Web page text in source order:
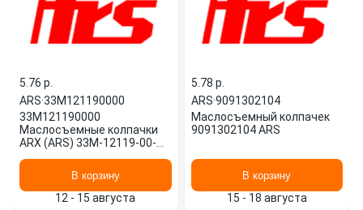
5.76 p.
ARS·33M121190000
33M121190000
Маслосъемные колпачки
ARX (ARS) 33M-12119-00-
В корзину
12 - 15 августа
5.78 p.
ARS·9091302104
Маслосъемный колпачек
9091302104 ARS
В корзину
15 - 18 августа